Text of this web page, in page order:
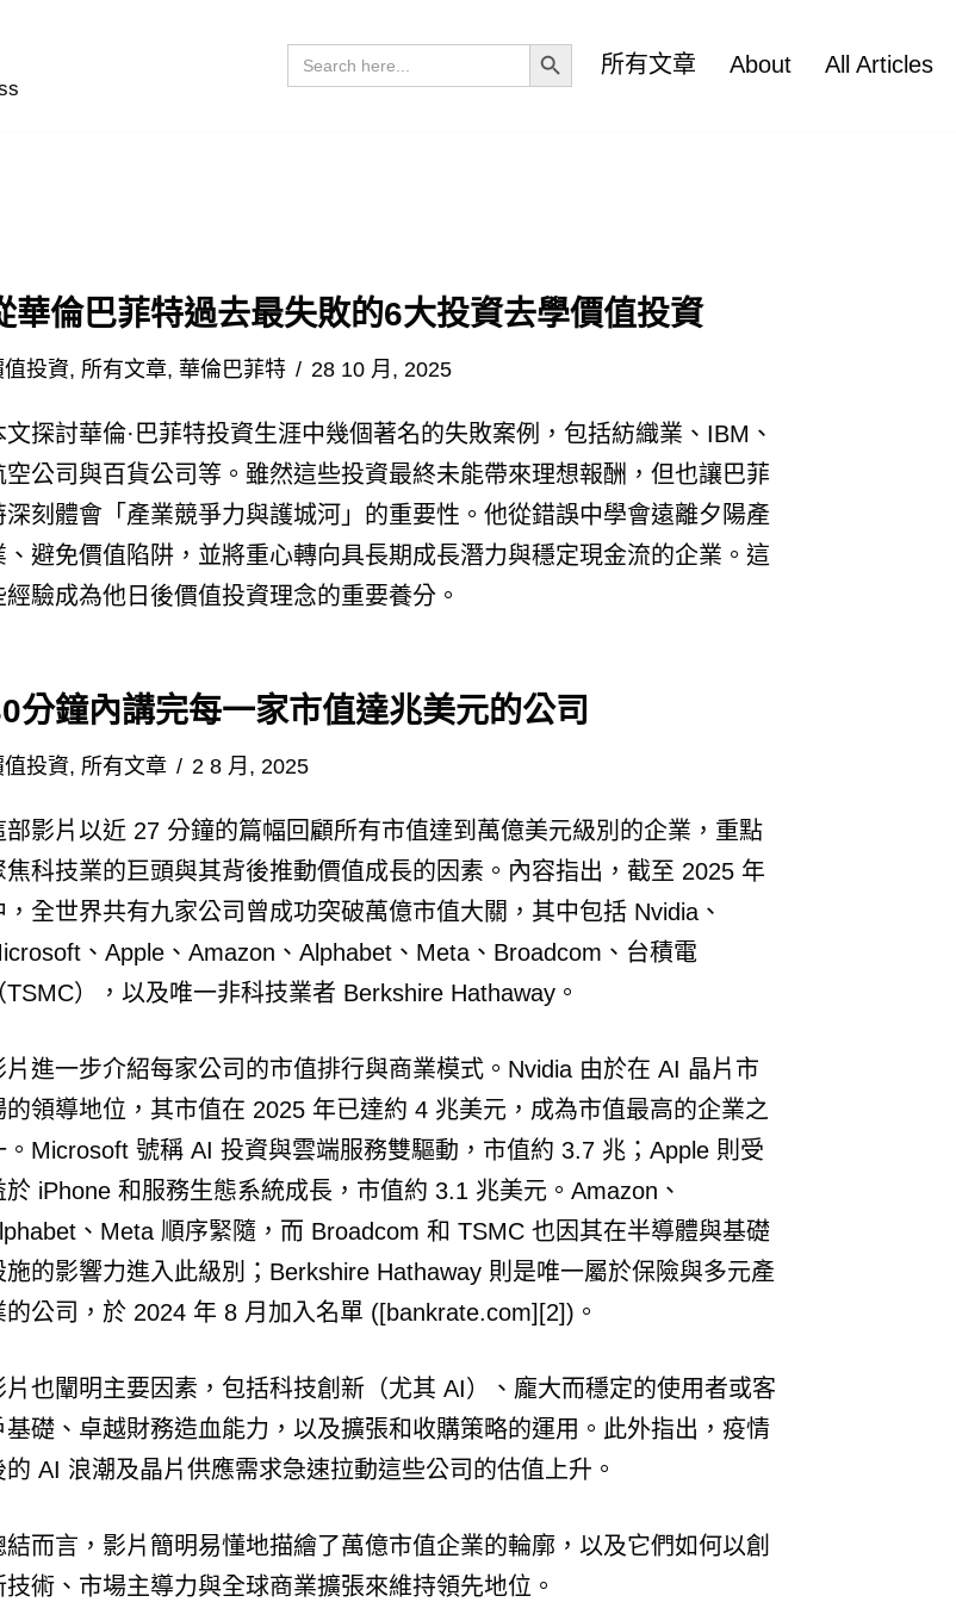
Search
for:
Search Button
所有文章
About All Articles
華倫巴菲特過去最失敗的6大投資去學價值投資
值投資, 所有文章, 華倫巴菲特 28 10 月, 2025
文探討華倫·巴菲特投資生涯中幾個著名的失敗案例，包括紡織業、IBM、
空公司與百貨公司等。雖然這些投資最終未能帶來理想報酬，但也讓巴菲
深刻體會「產業競爭力與護城河」的重要性。他從錯誤中學會遠離夕陽產
、避免價值陷阱，並將重心轉向具長期成長潛力與穩定現金流的企業。這
經驗成為他日後價值投資理念的重要養分。
分鐘內講完每一家市值達兆美元的公司
值投資, 所有文章 2 8 月, 2025
部影片以近 27 分鐘的篇幅回顧所有市值達到萬億美元級別的企業，重點
焦科技業的巨頭與其背後推動價值成長的因素。內容指出，截至 2025 年
，全世界共有九家公司曾成功突破萬億市值大關，其中包括 Nvidia、
、Apple、Amazon、Alphabet、Meta、Broadcom、台積電
TSMC），以及唯一非科技業者 Berkshire Hathaway。
片進一步介紹每家公司的市值排行與商業模式。Nvidia 由於在 AI 晶片市
的領導地位，其市值在 2025 年已達約 4 兆美元，成為市值最高的企業之
。Microsoft 號稱 AI 投資與雲端服務雙驅動，市值約 3.7 兆；Apple 則受
於 iPhone 和服務生態系統成長，市值約 3.1 兆美元。Amazon、
、Meta 順序緊隨，而 Broadcom 和 TSMC 也因其在半導體與基礎
施的影響力進入此級別；Berkshire Hathaway 則是唯一屬於保險與多元產
的公司，於 2024 年 8 月加入名單 ([bankrate.com][2])。
片也闡明主要因素，包括科技創新（尤其 AI）、龐大而穩定的使用者或客
基礎、卓越財務造血能力，以及擴張和收購策略的運用。此外指出，疫情
的 AI 浪潮及晶片供應需求急速拉動這些公司的估值上升。
結而言，影片簡明易懂地描繪了萬億市值企業的輪廓，以及它們如何以創
技術、市場主導力與全球商業擴張來維持領先地位。